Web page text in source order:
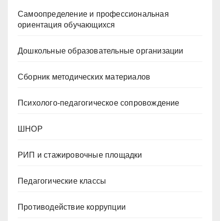
Самоопределение и профессиональная
ориентация обучающихся
Дошкольные образовательные организации
Сборник методических материалов
Психолого-педагогическое сопровождение
ШНОР
РИП и стажировочные площадки
Педагогические классы
Противодействие коррупции